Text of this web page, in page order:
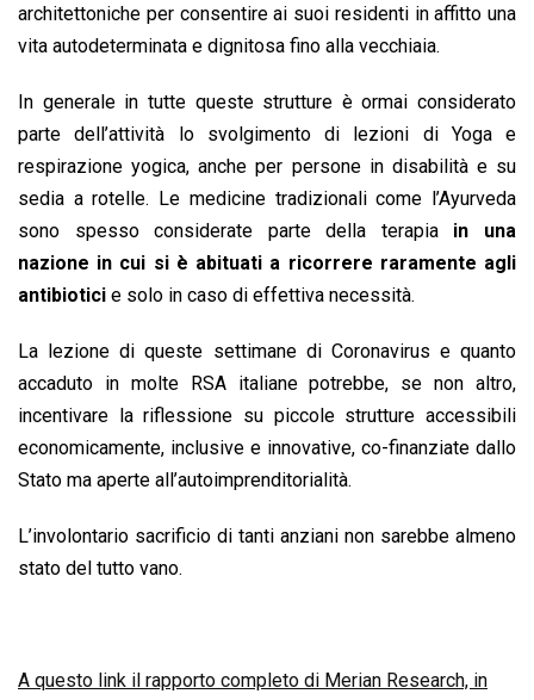
architettoniche per consentire ai suoi residenti in affitto una
vita autodeterminata e dignitosa fino alla vecchiaia.
In generale in tutte queste strutture è ormai considerato
parte dell’attività lo svolgimento di lezioni di Yoga e
respirazione yogica, anche per persone in disabilità e su
sedia a rotelle. Le medicine tradizionali come l’Ayurveda
sono spesso considerate parte della terapia in una
nazione in cui si è abituati a ricorrere raramente agli
antibiotici e solo in caso di effettiva necessità.
La lezione di queste settimane di Coronavirus e quanto
accaduto in molte RSA italiane potrebbe, se non altro,
incentivare la riflessione su piccole strutture accessibili
economicamente, inclusive e innovative, co-finanziate dallo
Stato ma aperte all’autoimprenditorialità.
L’involontario sacrificio di tanti anziani non sarebbe almeno
stato del tutto vano.
A questo link il rapporto completo di Merian Research, in